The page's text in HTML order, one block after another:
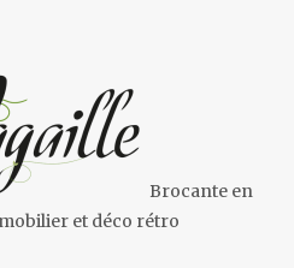
Brocante en
et déco rétro